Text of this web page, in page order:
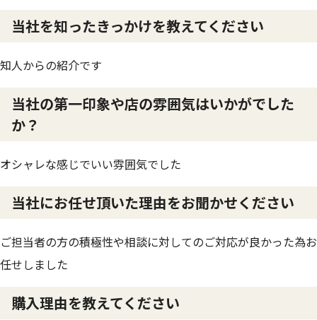
当社を知ったきっかけを教えてください
知人からの紹介です
当社の第一印象や店の雰囲気はいかがでした
か？
オシャレな感じでいい雰囲気でした
当社にお任せ頂いた理由をお聞かせください
ご担当者の方の積極性や相談に対してのご対応が良かった為お
任せしました
購入理由を教えてください